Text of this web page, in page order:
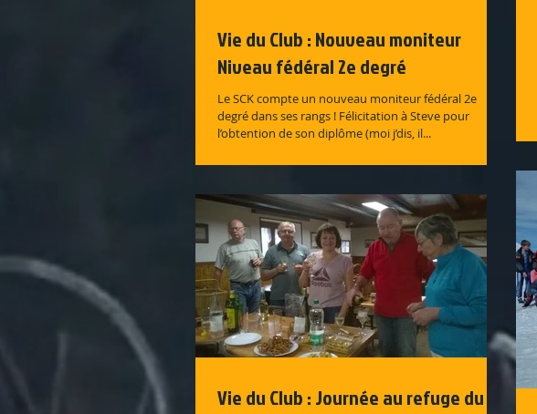
Vie du Club : Nouveau moniteur
Niveau fédéral 2e degré
Le SCK compte un nouveau moniteur fédéral 2e
degré dans ses rangs ! Félicitation à Steve pour
l’obtention de son diplôme (moi j’dis, il...
Vie du Club : Journée au refuge du